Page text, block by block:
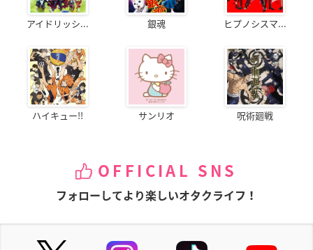
アイドリッシ... 銀魂 ヒプノシスマ...
ハイキュー!! サンリオ 呪術廻戦
OFFICIAL SNS
フォローしてより楽しいオタクライフ！